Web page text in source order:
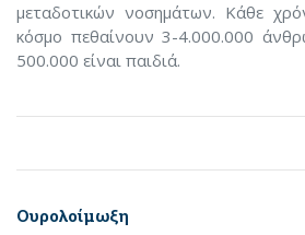
μεταδοτικών νοσημάτων. Κάθε
κόσμο πεθαίνουν 3-4.000.000
500.000 είναι παιδιά.
Ουρολοίμωξη